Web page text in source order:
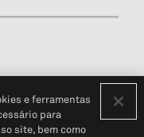
cliente (em inglês)
S&P Global
e ferramentas
para
site, bem como